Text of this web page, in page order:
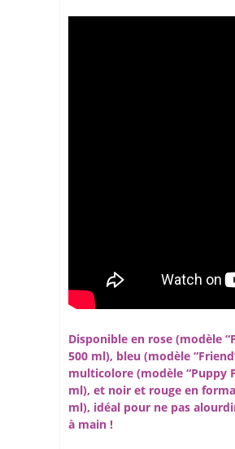
Disponible en rose (modèle
500 ml), bleu (modèle
multicolore (modèle “Puppy
ml), et noir et rouge en
ml), idéal pour ne pas
à main !